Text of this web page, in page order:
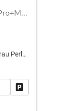
[6Y6Y] Daytonagrau Perleffekt